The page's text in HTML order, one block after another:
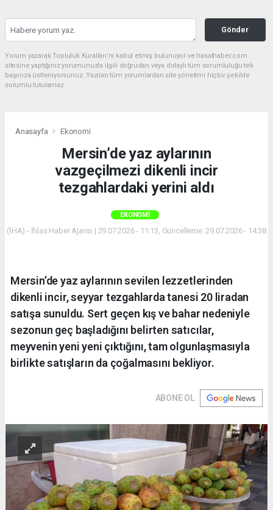
Gönder
Yorum yazarak Topluluk Kuralları’nı kabul etmiş bulunuyor ve hasathaber.com
sitesine yaptığınız yorumunuzla ilgili doğrudan veya dolaylı tüm sorumluluğu tek
başınıza üstleniyorsunuz. Yazılan tüm yorumlardan site yönetimi hiçbir şekilde
sorumlu tutulamaz.
Anasayfa Ekonomi
Mersin’de yaz aylarının
vazgeçilmezi dikenli incir
tezgahlardaki yerini aldı
EKONOMI
(İHA) - İhlas Haber Ajansı | 29.07.2026 - 11:13, Güncelleme: 29.07.2026 - 14:38
Mersin’de yaz aylarının sevilen lezzetlerinden
dikenli incir, seyyar tezgahlarda tanesi 20 liradan
satışa sunuldu. Sert geçen kış ve bahar nedeniyle
sezonun geç başladığını belirten satıcılar,
meyvenin yeni yeni çıktığını, tam olgunlaşmasıyla
birlikte satışların da çoğalmasını bekliyor.
ABONE OL